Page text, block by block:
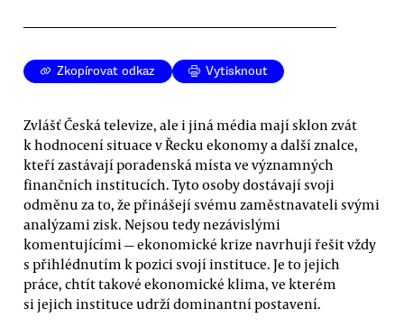
Zkopírovat odkaz Vytisknout
Zvlášť Česká televize, ale i jiná média mají sklon zvát
k hodnocení situace v Řecku ekonomy a další znalce,
kteří zastávají poradenská místa ve významných
finančních institucích. Tyto osoby dostávají svoji
odměnu za to, že přinášejí svému zaměstnavateli svými
analýzami zisk. Nejsou tedy nezávislými
komentujícími — ekonomické krize navrhují řešit vždy
s přihlédnutím k pozici svojí instituce. Je to jejich
práce, chtít takové ekonomické klima, ve kterém
si jejich instituce udrží dominantní postavení.